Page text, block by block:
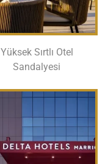
Yüksek Sırtlı Otel
Sandalyesi